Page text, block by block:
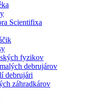
Scientifixa
fyzikov
debrujárov
debrujári
záhradkárov